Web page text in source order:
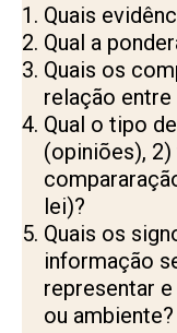
Quais
Qual a
Quais os
relação
Qual o tipo
(opiniões),
lei)?
Quais os
informação
representar
ou ambiente?